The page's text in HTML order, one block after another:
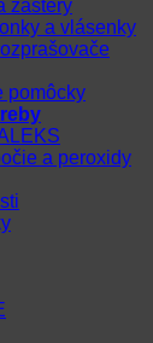
zástery
a vlásenky
pomôcky
a peroxidy